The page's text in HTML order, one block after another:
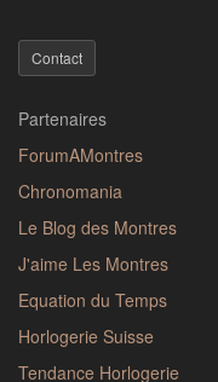
Contact
Partenaires
ForumAMontres
Chronomania
Le Blog des Montres
J'aime Les Montres
Equation du Temps
Horlogerie Suisse
Tendance Horlogerie